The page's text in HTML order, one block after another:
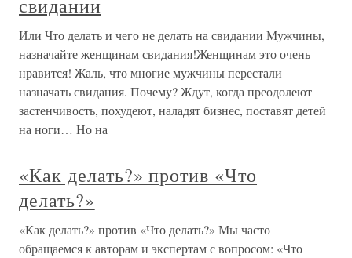
свидании
Или Что делать и чего не делать на свидании Мужчины,
назначайте женщинам свидания!Женщинам это очень
нравится! Жаль, что многие мужчины перестали
назначать свидания. Почему? Ждут, когда преодолеют
застенчивость, похудеют, наладят бизнес, поставят детей
на ноги… Но на
«Как делать?» против «Что
делать?»
«Как делать?» против «Что делать?» Мы часто
обращаемся к авторам и экспертам с вопросом: «Что